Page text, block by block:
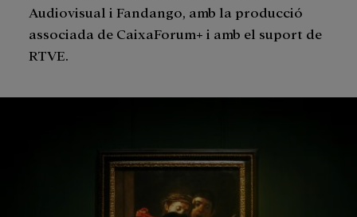
Audiovisual i Fandango, amb la producció
associada de CaixaForum+ i amb el suport de
RTVE.